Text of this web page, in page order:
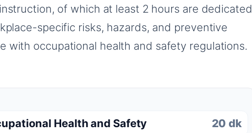
of which at least 2 hours are dedicated
specific risks, hazards, and preventive
with occupational health and safety regulations.
Health and Safety 20 dk